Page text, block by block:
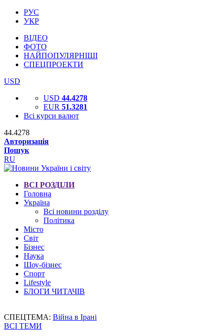
РУС
УКР
ВІДЕО
ФОТО
НАЙПОПУЛЯРНІШІ
СПЕЦПРОЕКТИ
USD
USD 44.4278
EUR 51.3281
Всі курси валют
44.4278
Авторизація
Пошук
RU
ВСІ РОЗДІЛИ
Головна
Україна
Всі новини розділу
Політика
Місто
Світ
Бізнес
Наука
Шоу-бізнес
Спорт
Lifestyle
БЛОГИ ЧИТАЧІВ
СПЕЦТЕМА: Війна в Ірані
ВСІ ТЕМИ